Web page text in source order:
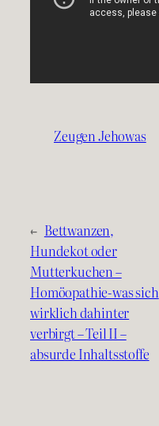
Zeugen Jehowas
← Bettwanzen,
Hundekot oder
Mutterkuchen –
Homöopathie-was sich
wirklich dahinter
verbirgt – Teil II –
absurde Inhaltsstoffe